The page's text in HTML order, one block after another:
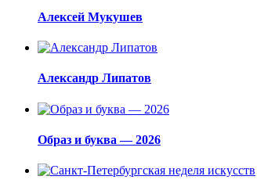
Алексей Мукушев
Александр Липатов
Образ и буква — 2026